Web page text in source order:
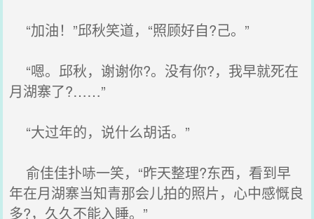
“加油！”邱秋笑道，“照顾好自?己。”
“嗯。邱秋，谢谢你?。没有你?，我早就死在
月湖寨了?……”
“大过年的，说什么胡话。”
俞佳佳扑哧一笑，“昨天整理?东西，看到早
年在月湖寨当知青那会儿拍的照片，心中感慨良
多?，久久不能入睡。”